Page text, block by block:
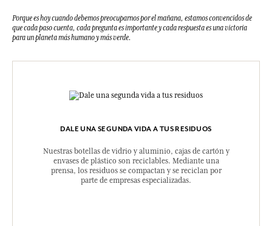
Porque es hoy cuando debemos preocuparnos por el mañana, estamos convencidos de
que cada paso cuenta, cada pregunta es importante y cada respuesta es una victoria
para un planeta más humano y más verde.
DALE UNA SEGUNDA VIDA A TUS RESIDUOS
Nuestras botellas de vidrio y aluminio, cajas de cartón y
envases de plástico son reciclables. Mediante una
prensa, los residuos se compactan y se reciclan por
parte de empresas especializadas.